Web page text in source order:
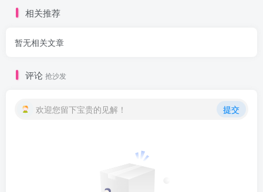
相关推荐
暂无相关文章
评论 抢沙发
欢迎您留下宝贵的见解！ 提交